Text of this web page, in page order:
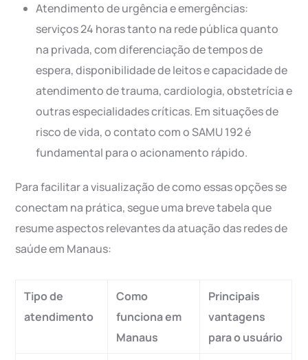
Atendimento de urgência e emergências:
serviços 24 horas tanto na rede pública quanto
na privada, com diferenciação de tempos de
espera, disponibilidade de leitos e capacidade de
atendimento de trauma, cardiologia, obstetrícia e
outras especialidades críticas. Em situações de
risco de vida, o contato com o SAMU 192 é
fundamental para o acionamento rápido.
Para facilitar a visualização de como essas opções se
conectam na prática, segue uma breve tabela que
resume aspectos relevantes da atuação das redes de
saúde em Manaus:
Tipo de
atendimento
Como
funciona em
Manaus
Principais
vantagens
para o usuário